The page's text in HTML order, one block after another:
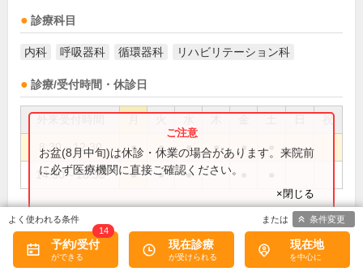
診療科目
内科 呼吸器科 循環器科 リハビリテーション科
診療/受付時間・休診日
祝
8:30～12:30 ● ● ● ● ●
14:30～18:30 ● ● ●
お盆(8月中旬)は休診・休業の場合があります。来院前
に必ず医療機関に直接ご確認ください。
×閉じる
休診日: 日、祝 、木曜日午後、お盆、年末年始
予約/受付
14
現在診療 現在地
条件変更